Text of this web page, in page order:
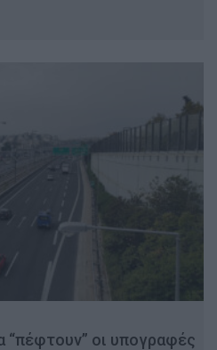
“πέφτουν” οι υπογραφές